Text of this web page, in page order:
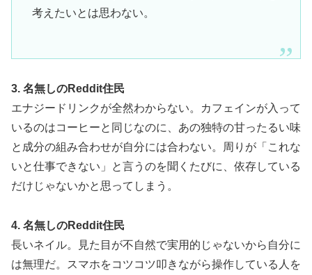
考えたいとは思わない。
3. 名無しのReddit住民
エナジードリンクが全然わからない。カフェインが入って
いるのはコーヒーと同じなのに、あの独特の甘ったるい味
と成分の組み合わせが自分には合わない。周りが「これな
いと仕事できない」と言うのを聞くたびに、依存している
だけじゃないかと思ってしまう。
4. 名無しのReddit住民
長いネイル。見た目が不自然で実用的じゃないから自分に
は無理だ。スマホをコツコツ叩きながら操作している人を